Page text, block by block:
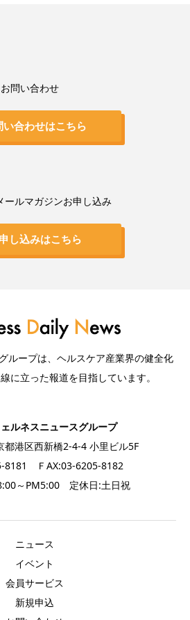
お問い合わせ
い合わせはこちら
ールマガジンお申し込み
し込みはこちら
ループは、ヘルスケア産業界の健全化
に立った報道を目指しています。
ルネスニュースグループ
都港区西新橋2-4-4 小里ビル5F
8181 ＦAX:03-6205-8182
～PM5:00 定休日:土日祝
ニュース
イベント
会員サービス
新規申込